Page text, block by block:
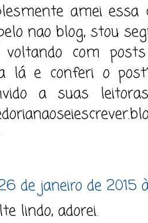
amei essa
nao blog, stou
voltando com
lá e conferi o
a suas
de janeiro de 2015
lindo, adorei.